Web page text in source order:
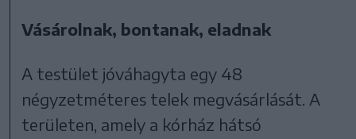
Vásárolnak, bontanak, eladnak
A testület jóváhagyta egy 48
négyzetméteres telek megvásárlását. A
területen, amely a kórház hátsó